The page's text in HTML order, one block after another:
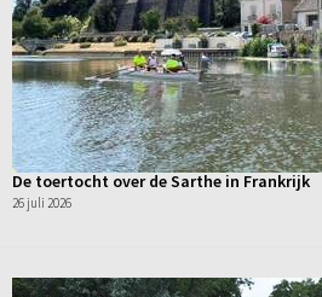
De toertocht over de Sarthe in Frankrijk
26 juli 2026